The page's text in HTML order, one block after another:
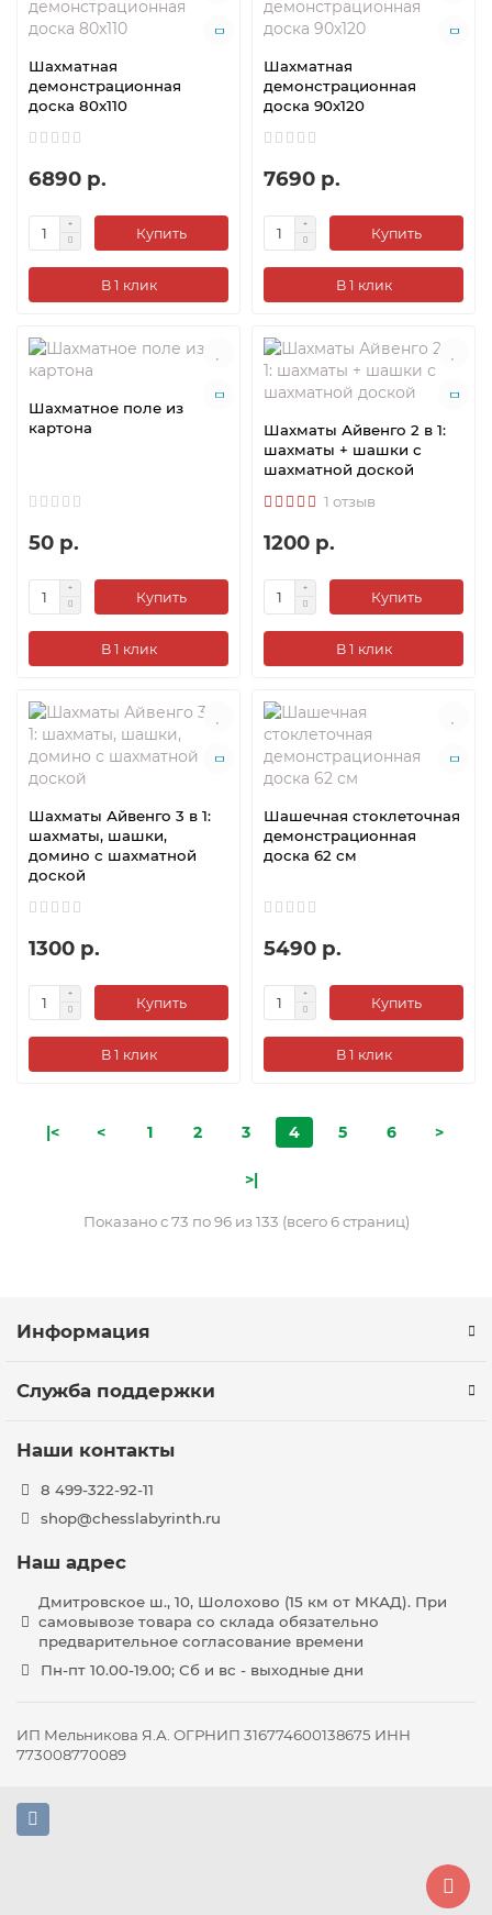
Шахматная
демонстрационная
доска 80x110
6890 р.
Купить
В 1 клик
Шахматная
демонстрационная
доска 90x120
7690 р.
Купить
В 1 клик
Шахматное поле из
картона
50 р.
Купить
В 1 клик
Шахматы Айвенго 2 в 1:
шахматы + шашки с
шахматной доской
1 отзыв
1200 р.
Купить
В 1 клик
Шахматы Айвенго 3 в 1:
шахматы, шашки,
домино с шахматной
доской
1300 р.
Купить
В 1 клик
Шашечная стоклеточная
демонстрационная
доска 62 см
5490 р.
Купить
В 1 клик
|< < 1 2 3 4 5 6 >
>|
Показано с 73 по 96 из 133 (всего 6 страниц)
Информация
Служба поддержки
Наши контакты
8 499-322-92-11
shop@chesslabyrinth.ru
Наш адрес
Дмитровское ш., 10, Шолохово (15 км от МКАД). При
самовывозе товара со склада обязательно
предварительное согласование времени
Пн-пт 10.00-19.00; Сб и вс - выходные дни
ИП Мельникова Я.А. ОГРНИП 316774600138675 ИНН
773008770089